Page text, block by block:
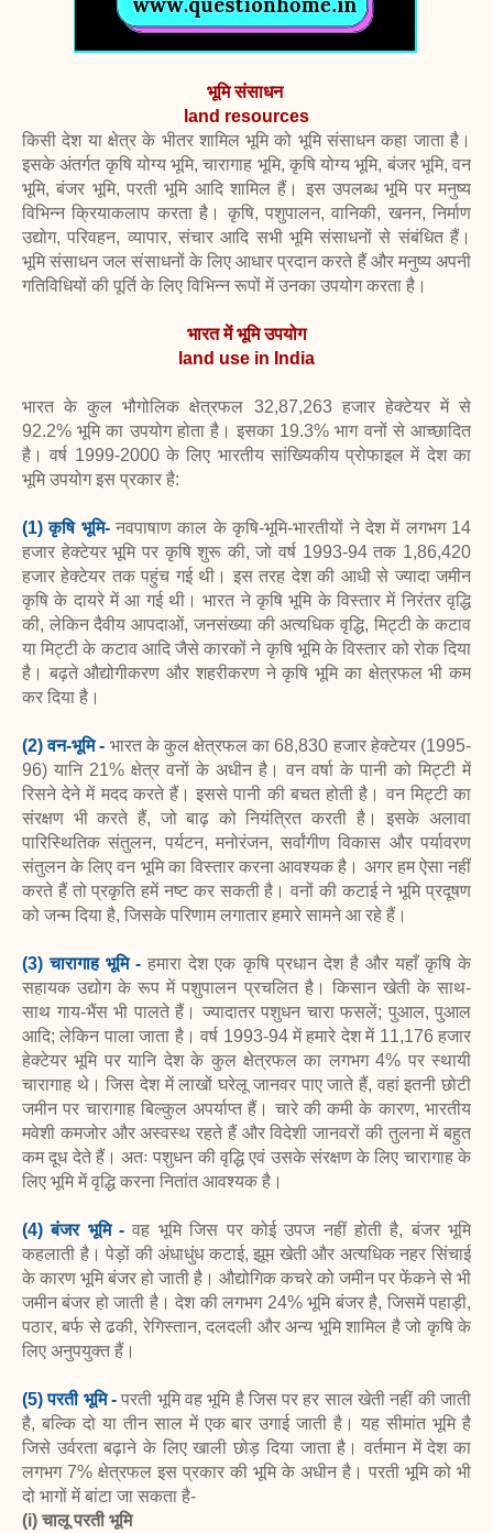
भूमि संसाधन
land resources
किसी देश या क्षेत्र के भीतर शामिल भूमि को भूमि संसाधन कहा जाता है।
इसके अंतर्गत कृषि योग्य भूमि, चारागाह भूमि, कृषि योग्य भूमि, बंजर भूमि, वन
भूमि, बंजर भूमि, परती भूमि आदि शामिल हैं। इस उपलब्ध भूमि पर मनुष्य
विभिन्न क्रियाकलाप करता है। कृषि, पशुपालन, वानिकी, खनन, निर्माण
उद्योग, परिवहन, व्यापार, संचार आदि सभी भूमि संसाधनों से संबंधित हैं।
भूमि संसाधन जल संसाधनों के लिए आधार प्रदान करते हैं और मनुष्य अपनी
गतिविधियों की पूर्ति के लिए विभिन्न रूपों में उनका उपयोग करता है।
भारत में भूमि उपयोग
land use in India
भारत के कुल भौगोलिक क्षेत्रफल 32,87,263 हजार हेक्टेयर में से
92.2% भूमि का उपयोग होता है। इसका 19.3% भाग वनों से आच्छादित
है। वर्ष 1999-2000 के लिए भारतीय सांख्यिकीय प्रोफाइल में देश का
भूमि उपयोग इस प्रकार है:
(1) कृषि भूमि-नवपाषाण काल ​​के कृषि-भूमि-भारतीयों ने देश में लगभग 14
हजार हेक्टेयर भूमि पर कृषि शुरू की, जो वर्ष 1993-94 तक 1,86,420
हजार हेक्टेयर तक पहुंच गई थी। इस तरह देश की आधी से ज्यादा जमीन
कृषि के दायरे में आ गई थी। भारत ने कृषि भूमि के विस्तार में निरंतर वृद्धि
की, लेकिन दैवीय आपदाओं, जनसंख्या की अत्यधिक वृद्धि, मिट्टी के कटाव
या मिट्टी के कटाव आदि जैसे कारकों ने कृषि भूमि के विस्तार को रोक दिया
है। बढ़ते औद्योगीकरण और शहरीकरण ने कृषि भूमि का क्षेत्रफल भी कम
कर दिया है।
(2) वन-भूमि - भारत के कुल क्षेत्रफल का 68,830 हजार हेक्टेयर (1995-
96) यानि 21% क्षेत्र वनों के अधीन है। वन वर्षा के पानी को मिट्टी में
रिसने देने में मदद करते हैं। इससे पानी की बचत होती है। वन मिट्टी का
संरक्षण भी करते हैं, जो बाढ़ को नियंत्रित करती है। इसके अलावा
पारिस्थितिक संतुलन, पर्यटन, मनोरंजन, सर्वांगीण विकास और पर्यावरण
संतुलन के लिए वन भूमि का विस्तार करना आवश्यक है। अगर हम ऐसा नहीं
करते हैं तो प्रकृति हमें नष्ट कर सकती है। वनों की कटाई ने भूमि प्रदूषण
को जन्म दिया है, जिसके परिणाम लगातार हमारे सामने आ रहे हैं।
(3) चारागाह भूमि - हमारा देश एक कृषि प्रधान देश है और यहाँ कृषि के
सहायक उद्योग के रूप में पशुपालन प्रचलित है। किसान खेती के साथ-
साथ गाय-भैंस भी पालते हैं। ज्यादातर पशुधन चारा फसलें; पुआल, पुआल
आदि; लेकिन पाला जाता है। वर्ष 1993-94 में हमारे देश में 11,176 हजार
हेक्टेयर भूमि पर यानि देश के कुल क्षेत्रफल का लगभग 4% पर स्थायी
चारागाह थे। जिस देश में लाखों घरेलू जानवर पाए जाते हैं, वहां इतनी छोटी
जमीन पर चारागाह बिल्कुल अपर्याप्त हैं। चारे की कमी के कारण, भारतीय
मवेशी कमजोर और अस्वस्थ रहते हैं और विदेशी जानवरों की तुलना में बहुत
कम दूध देते हैं। अतः पशुधन की वृद्धि एवं उसके संरक्षण के लिए चारागाह के
लिए भूमि में वृद्धि करना नितांत आवश्यक है।
(4) बंजर भूमि - वह भूमि जिस पर कोई उपज नहीं होती है, बंजर भूमि
कहलाती है। पेड़ों की अंधाधुंध कटाई, झूम खेती और अत्यधिक नहर सिंचाई
के कारण भूमि बंजर हो जाती है। औद्योगिक कचरे को जमीन पर फेंकने से भी
जमीन बंजर हो जाती है। देश की लगभग 24% भूमि बंजर है, जिसमें पहाड़ी,
पठार, बर्फ से ढकी, रेगिस्तान, दलदली और अन्य भूमि शामिल है जो कृषि के
लिए अनुपयुक्त हैं।
(5) परती भूमि -परती भूमि वह भूमि है जिस पर हर साल खेती नहीं की जाती
है, बल्कि दो या तीन साल में एक बार उगाई जाती है। यह सीमांत भूमि है
जिसे उर्वरता बढ़ाने के लिए खाली छोड़ दिया जाता है। वर्तमान में देश का
लगभग 7% क्षेत्रफल इस प्रकार की भूमि के अधीन है। परती भूमि को भी
दो भागों में बांटा जा सकता है-
(i) चालू परती भूमि